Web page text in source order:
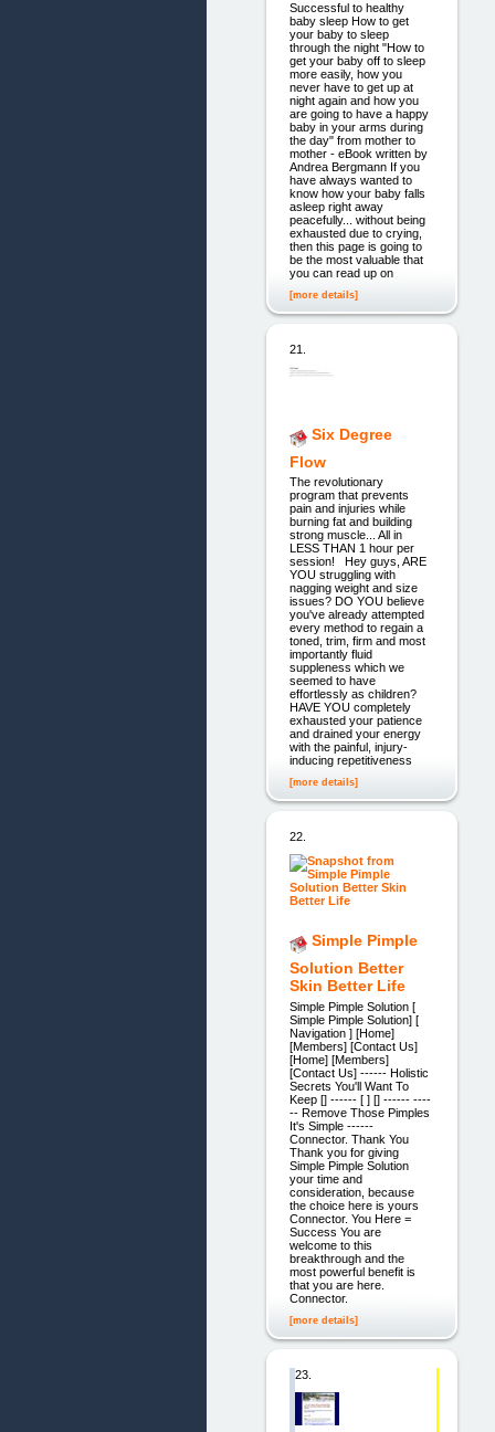
Successful to healthy
baby sleep How to get
your baby to sleep
through the night "How to
get your baby off to sleep
more easily, how you
never have to get up at
night again and how you
are going to have a happy
baby in your arms during
the day" from mother to
mother - eBook written by
Andrea Bergmann If you
have always wanted to
know how your baby falls
asleep right away
peacefully... without being
exhausted due to crying,
then this page is going to
be the most valuable that
you can read up on
[more details]
21.
Six Degree
Flow
The revolutionary
program that prevents
pain and injuries while
burning fat and building
strong muscle... All in
LESS THAN 1 hour per
session! Hey guys, ARE
YOU struggling with
nagging weight and size
issues? DO YOU believe
you've already attempted
every method to regain a
toned, trim, firm and most
importantly fluid
suppleness which we
seemed to have
effortlessly as children?
HAVE YOU completely
exhausted your patience
and drained your energy
with the painful, injury-
inducing repetitiveness
[more details]
22.
Simple Pimple
Solution Better
Skin Better Life
Simple Pimple Solution [
Simple Pimple Solution] [
Navigation ] [Home]
[Members] [Contact Us]
[Home] [Members]
[Contact Us] ------ Holistic
Secrets You'll Want To
Keep [] ------ [ ] [] ------ ----
-- Remove Those Pimples
It's Simple ------
Connector. Thank You
Thank you for giving
Simple Pimple Solution
your time and
consideration, because
the choice here is yours
Connector. You Here =
Success You are
welcome to this
breakthrough and the
most powerful benefit is
that you are here.
Connector.
[more details]
23.